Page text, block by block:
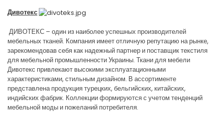
Дивотекс
ДИВОТЕКС – один из наиболее успешных производителей
мебельных тканей. Компания имеет отличную репутацию на рынке,
зарекомендовав себя как надежный партнер и поставщик текстиля
для мебельной промышленности Украины. Ткани для мебели
Дивотекс привлекают высокими эксплуатационными
характеристиками, стильным дизайном. В ассортименте
представлена продукция турецких, бельгийских, китайских,
индийских фабрик. Коллекции формируются с учетом тенденций
мебельной моды и пожеланий потребителя.